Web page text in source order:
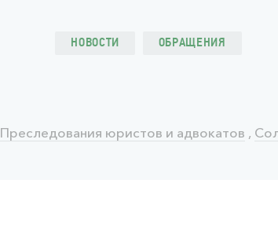
НОВОСТИ ОБРАЩЕНИЯ
Преследования юристов и адвокатов ,